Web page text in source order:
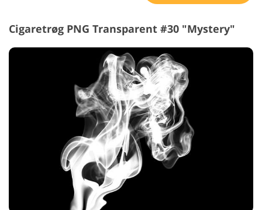
Cigaretrøg PNG Transparent #30 "Mystery"